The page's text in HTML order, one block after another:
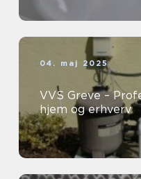
04. maj 2025
VVS Greve –
hjem og erhverv